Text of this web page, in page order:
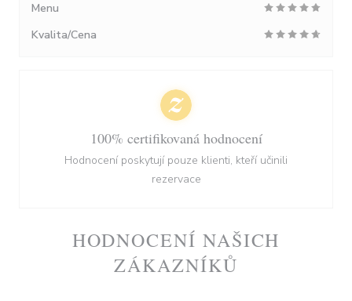
HODNOCENÍ NAŠICH
ZÁKAZNÍKŮ
Menu
Kvalita/Cena
100% certifikovaná hodnocení
Hodnocení poskytují pouze klienti, kteří učinili
rezervace